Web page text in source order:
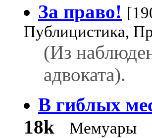
За право!
Публицистика,
(Из
адвоката).
В гиблых
18k Мемуары